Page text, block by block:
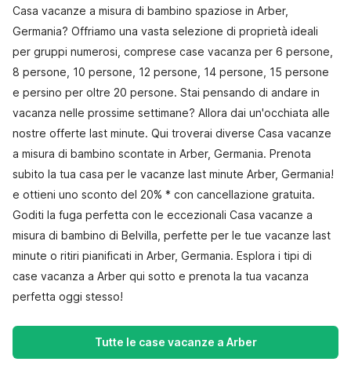
Casa vacanze a misura di bambino spaziose in Arber,
Germania? Offriamo una vasta selezione di proprietà ideali
per gruppi numerosi, comprese case vacanza per 6 persone,
8 persone, 10 persone, 12 persone, 14 persone, 15 persone
e persino per oltre 20 persone. Stai pensando di andare in
vacanza nelle prossime settimane? Allora dai un'occhiata alle
nostre offerte last minute. Qui troverai diverse Casa vacanze
a misura di bambino scontate in Arber, Germania. Prenota
subito la tua casa per le vacanze last minute Arber, Germania!
e ottieni uno sconto del 20% * con cancellazione gratuita.
Goditi la fuga perfetta con le eccezionali Casa vacanze a
misura di bambino di Belvilla, perfette per le tue vacanze last
minute o ritiri pianificati in Arber, Germania. Esplora i tipi di
case vacanza a Arber qui sotto e prenota la tua vacanza
perfetta oggi stesso!
Tutte le case vacanze a Arber